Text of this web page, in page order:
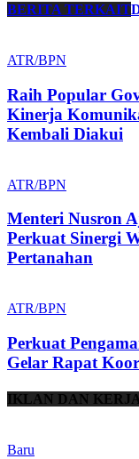
BERITA TERKAIT
ATR/BPN
Raih Popular
Kinerja
Kembali Diakui
ATR/BPN
Menteri Nusron
Perkuat Sinergi
Pertanahan
ATR/BPN
Perkuat
Gelar Rapat
IKLAN DAN
Baru